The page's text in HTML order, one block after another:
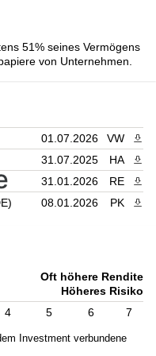
REGS (0.53%)
090529 (0.53%)
Und.) (0.53%)
02-15 (0.52%)
51% seines Vermögens
von Unternehmen.
01.07.2026 VW
31.07.2025 HA
31.01.2026 RE
08.01.2026 PK
Oft höhere Rendite
Höheres Risiko
4 5 6 7
Investment verbundene